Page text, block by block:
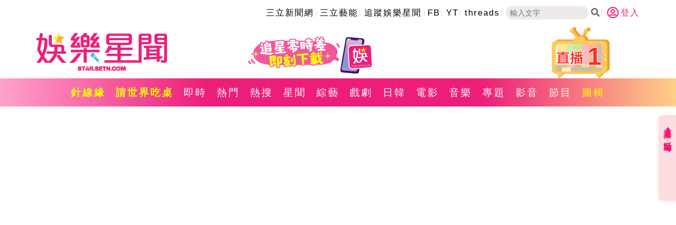
三立新聞網 三立藝能 追蹤娛樂星聞 FB YT threads 登入
1
針線緣 請世界吃桌 即時 熱門 熱搜 星聞 綜藝 戲劇 日韓 電影 音樂 專題 影音 節目 圖輯
直播✦活動